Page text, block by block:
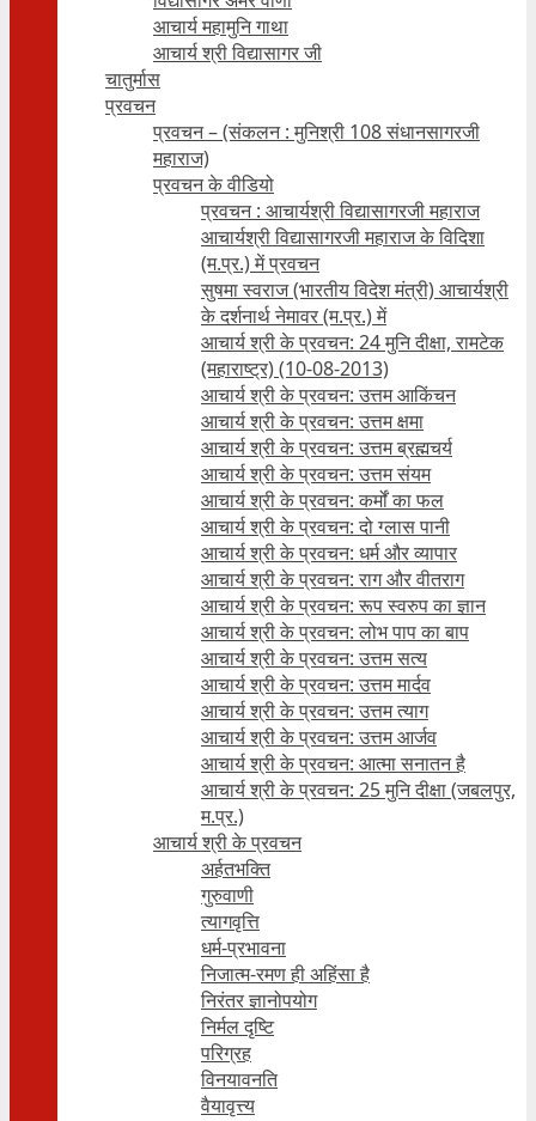
आचार्य महामुनि गाथा
आचार्य श्री विद्यासागर जी
चातुर्मास
प्रवचन
प्रवचन – (संकलन : मुनिश्री 108 संधानसागरजी
महाराज)
प्रवचन के वीडियो
प्रवचन : आचार्यश्री ‍विद्यासागरजी महाराज
आचार्यश्री विद्यासागरजी महाराज के विदिशा
(म.प्र.) में प्रवचन
सुषमा स्वराज (भारतीय विदेश मंत्री) आचार्यश्री
के दर्शनार्थ नेमावर (म.प्र.) में
आचार्य श्री के प्रवचन: 24 मुनि दीक्षा, रामटेक
(महाराष्ट्र) (10-08-2013)
आचार्य श्री के प्रवचन: उत्तम आकिंचन
आचार्य श्री के प्रवचन: उत्तम क्षमा
आचार्य श्री के प्रवचन: उत्तम ब्रह्मचर्य
आचार्य श्री के प्रवचन: उत्तम संयम
आचार्य श्री के प्रवचन: कर्मों का फल
आचार्य श्री के प्रवचन: दो ग्लास पानी
आचार्य श्री के प्रवचन: धर्म और व्यापार
आचार्य श्री के प्रवचन: राग और वीतराग
आचार्य श्री के प्रवचन: रूप स्वरुप का ज्ञान
आचार्य श्री के प्रवचन: लोभ पाप का बाप
आचार्य श्री के प्रवचन: उत्तम सत्य
आचार्य श्री के प्रवचन: उत्तम मार्दव
आचार्य श्री के प्रवचन: उत्तम त्याग
आचार्य श्री के प्रवचन: उत्तम आर्जव
आचार्य श्री के प्रवचन: आत्मा सनातन है
आचार्य श्री के प्रवचन: 25 मुनि दीक्षा (जबलपुर,
म.प्र.)
आचार्य श्री के प्रवचन
अर्हतभक्ति
गुरुवाणी
त्यागवृत्ति
धर्म-प्रभावना
निजात्म-रमण ही अहिंसा है
निरंतर ज्ञानोपयोग
निर्मल दृष्टि
परिग्रह
विनयावनति
वैयावृत्त्य